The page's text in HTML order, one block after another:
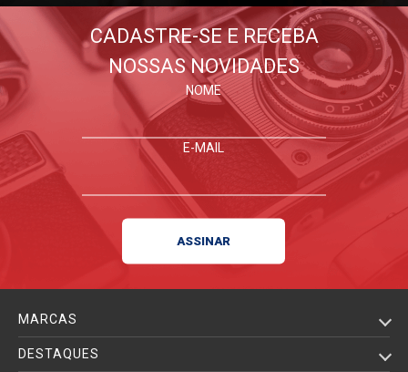
CADASTRE-SE E RECEBA
NOSSAS NOVIDADES
NOME
E-MAIL
MARCAS
DESTAQUES